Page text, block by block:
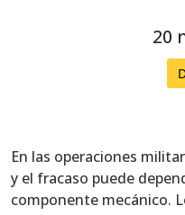
20
En las operaciones
y el fracaso puede
componente mecánico.